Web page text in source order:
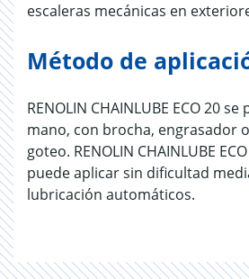
escaleras mecánicas en
Método de
RENOLIN CHAINLUBE ECO 20
mano, con brocha, engrasador
goteo. RENOLIN CHAINLUBE
puede aplicar sin dificultad
lubricación automáticos.